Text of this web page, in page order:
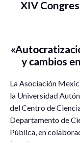
XIV
y cambios
La Asociación
la Universidad
del Centro de
Departamento de
Pública, en